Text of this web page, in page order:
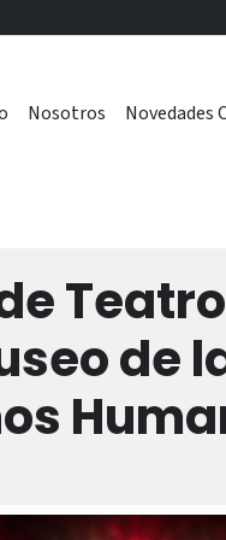
Nosotros Novedades
de